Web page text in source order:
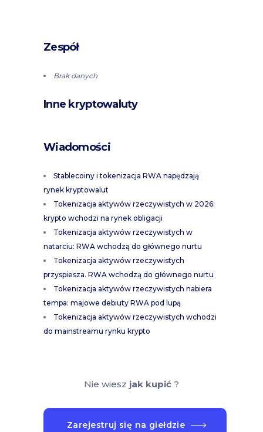
Zespół
Brak danych
Inne kryptowaluty
Wiadomości
Stablecoiny i tokenizacja RWA napędzają
rynek kryptowalut
Tokenizacja aktywów rzeczywistych w 2026:
krypto wchodzi na rynek obligacji
Tokenizacja aktywów rzeczywistych w
natarciu: RWA wchodzą do głównego nurtu
Tokenizacja aktywów rzeczywistych
przyspiesza. RWA wchodzą do głównego nurtu
Tokenizacja aktywów rzeczywistych nabiera
tempa: majowe debiuty RWA pod lupą
Tokenizacja aktywów rzeczywistych wchodzi
do mainstreamu rynku krypto
Nie wiesz jak kupić?
Zarejestruj się na giełdzie